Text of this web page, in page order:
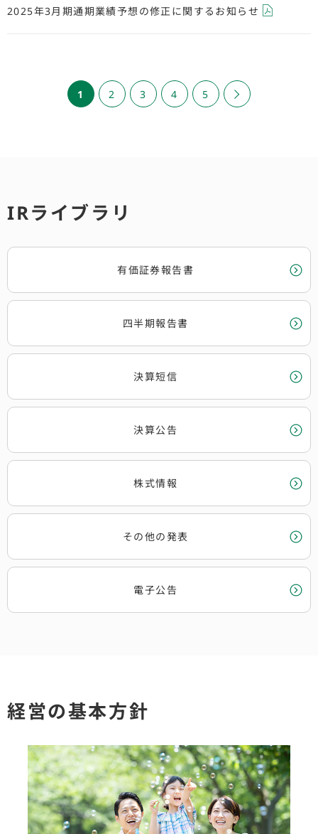
2025年3月期通期業績予想の修正に関するお知らせ
1 2 3 4 5 »
IRライブラリ
有価証券報告書
四半期報告書
決算短信
決算公告
株式情報
その他の発表
電子公告
経営の基本方針